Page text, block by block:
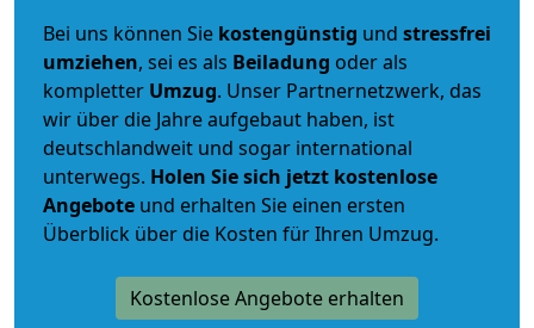
Bei uns können Sie kostengünstig und stressfrei
umziehen, sei es als Beiladung oder als
kompletter Umzug. Unser Partnernetzwerk, das
wir über die Jahre aufgebaut haben, ist
deutschlandweit und sogar international
unterwegs. Holen Sie sich jetzt kostenlose
Angebote und erhalten Sie einen ersten
Überblick über die Kosten für Ihren Umzug.
Kostenlose Angebote erhalten